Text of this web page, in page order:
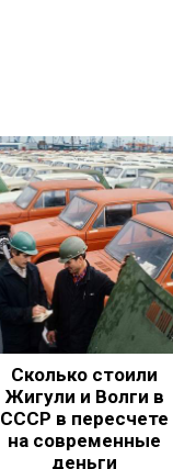
Сколько стоили
Жигули и Волги в
СССР в пересчете
на современные
деньги